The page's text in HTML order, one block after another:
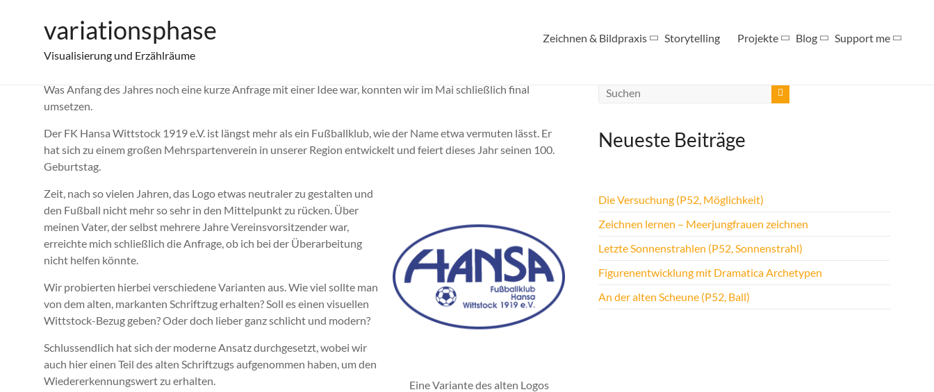
variationsphase
Visualisierung und Erzählräume
Zeichnen & Bildpraxis Storytelling Projekte Blog Support me
Neues Logo für den FK Hansa Wittstock
Was Anfang des Jahres noch eine kurze Anfrage mit einer Idee war, konnten wir im Mai schließlich final
umsetzen.
Der FK Hansa Wittstock 1919 e.V. ist längst mehr als ein Fußballklub, wie der Name etwa vermuten lässt. Er
hat sich zu einem großen Mehrspartenverein in unserer Region entwickelt und feiert dieses Jahr seinen 100.
Geburtstag.
Eine Variante des alten Logos
Zeit, nach so vielen Jahren, das Logo etwas neutraler zu gestalten und
den Fußball nicht mehr so sehr in den Mittelpunkt zu rücken. Über
meinen Vater, der selbst mehrere Jahre Vereinsvorsitzender war,
erreichte mich schließlich die Anfrage, ob ich bei der Überarbeitung
nicht helfen könnte.
Wir probierten hierbei verschiedene Varianten aus. Wie viel sollte man
von dem alten, markanten Schriftzug erhalten? Soll es einen visuellen
Wittstock-Bezug geben? Oder doch lieber ganz schlicht und modern?
Schlussendlich hat sich der moderne Ansatz durchgesetzt, wobei wir
auch hier einen Teil des alten Schriftzugs aufgenommen haben, um den
Wiedererkennungswert zu erhalten.
Neueste Beiträge
Die Versuchung (P52, Möglichkeit)
Zeichnen lernen – Meerjungfrauen zeichnen
Letzte Sonnenstrahlen (P52, Sonnenstrahl)
Figurenentwicklung mit Dramatica Archetypen
An der alten Scheune (P52, Ball)